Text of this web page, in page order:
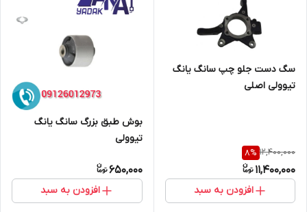
سگ دست جلو چپ سانگ یانگ
تیوولی اصلی
12,400,000
8%
11,400,000
افزودن به سبد
بوش طبق بزرگ سانگ یانگ
تیوولی
650,000
افزودن به سبد